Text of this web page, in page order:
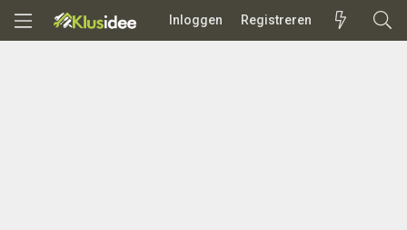
Inloggen Registreren